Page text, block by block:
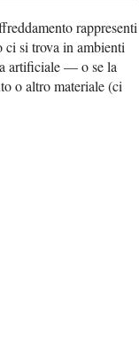
rappresenti
ci si trova in ambienti
artificiale — o se la
o altro materiale (ci